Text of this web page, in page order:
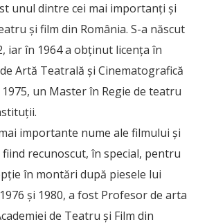
unul dintre cei mai importanți și
și film din România. S-a născut
iar în 1964 a obținut licența în
Artă Teatrală și Cinematografică
1975, un Master în Regie de teatru
importante nume ale filmului și
recunoscut, în special, pentru
în montări după piesele lui
și 1980, a fost Profesor de arta
de Teatru și Film din